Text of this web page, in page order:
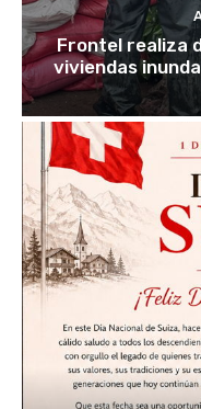
Frontel realiza
viviendas